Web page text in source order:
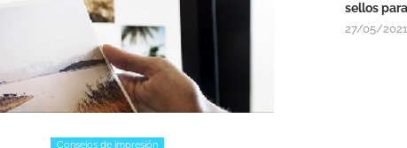
Consejos de impresión
sellos
27/05/2021